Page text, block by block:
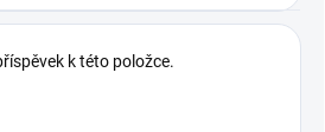
k této položce.